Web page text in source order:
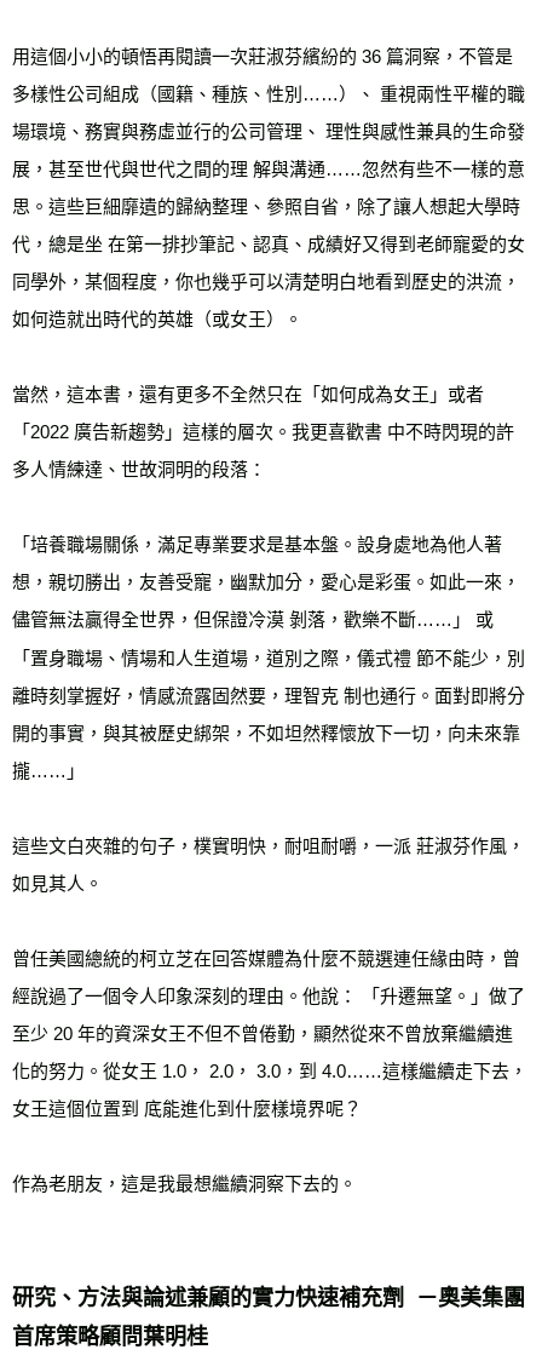
用這個小小的頓悟再閱讀一次莊淑芬繽紛的 36 篇洞察，不管是
多樣性公司組成（國籍、種族、性別……）、 重視兩性平權的職
場環境、務實與務虛並行的公司管理、 理性與感性兼具的生命發
展，甚至世代與世代之間的理 解與溝通……忽然有些不一樣的意
思。這些巨細靡遺的歸納整理、參照自省，除了讓人想起大學時
代，總是坐 在第一排抄筆記、認真、成績好又得到老師寵愛的女
同學外，某個程度，你也幾乎可以清楚明白地看到歷史的洪流，
如何造就出時代的英雄（或女王）。
當然，這本書，還有更多不全然只在「如何成為女王」或者
「2022 廣告新趨勢」這樣的層次。我更喜歡書 中不時閃現的許
多人情練達、世故洞明的段落：
「培養職場關係，滿足專業要求是基本盤。設身處地為他人著
想，親切勝出，友善受寵，幽默加分，愛心是彩蛋。如此一來，
儘管無法贏得全世界，但保證冷漠 剝落，歡樂不斷……」 或
「置身職場、情場和人生道場，道別之際，儀式禮 節不能少，別
離時刻掌握好，情感流露固然要，理智克 制也通行。面對即將分
開的事實，與其被歷史綁架，不如坦然釋懷放下一切，向未來靠
攏……」
這些文白夾雜的句子，樸實明快，耐咀耐嚼，一派 莊淑芬作風，
如見其人。
曾任美國總統的柯立芝在回答媒體為什麼不競選連任緣由時，曾
經說過了一個令人印象深刻的理由。他說： 「升遷無望。」做了
至少 20 年的資深女王不但不曾倦勤，顯然從來不曾放棄繼續進
化的努力。從女王 1.0， 2.0， 3.0，到 4.0……這樣繼續走下去，
女王這個位置到 底能進化到什麼樣境界呢？
作為老朋友，這是我最想繼續洞察下去的。
研究、方法與論述兼顧的實力快速補充劑  －奧美集團
首席策略顧問葉明桂